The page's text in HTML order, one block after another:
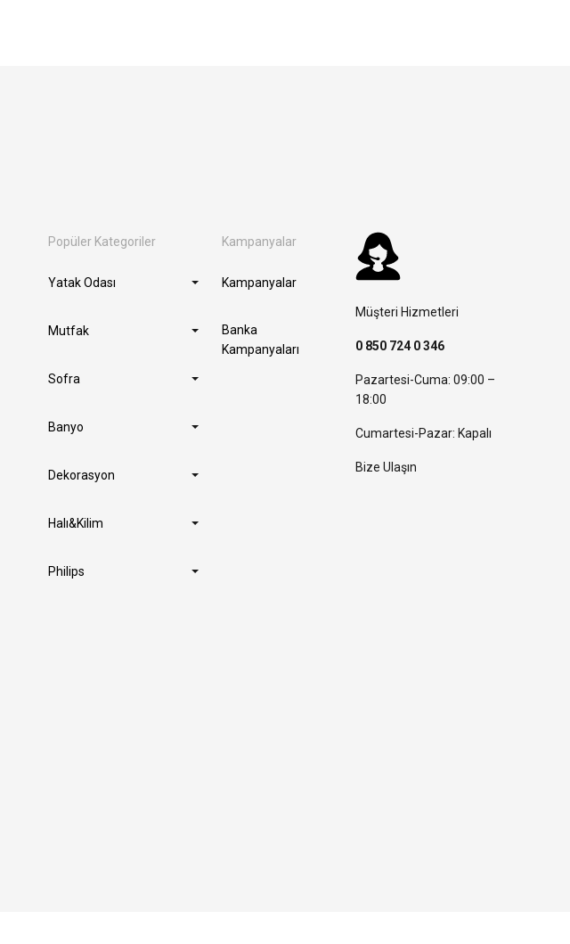
Popüler Kategoriler
Yatak Odası
Mutfak
Sofra
Banyo
Dekorasyon
Halı&Kilim
Philips
Kampanyalar
Kampanyalar
Banka
Kampanyaları
Müşteri Hizmetleri
0 850 724 0 346
Pazartesi-Cuma: 09:00 –
18:00
Cumartesi-Pazar: Kapalı
Bize Ulaşın